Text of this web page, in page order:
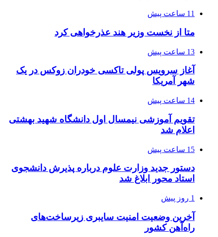
11 ساعت پیش
متا از نخست وزیر هند عذرخواهی کرد
13 ساعت پیش
آغاز سرویس پولی تاکسی خودران زوکس در یک
شهر آمریکا
14 ساعت پیش
تقویم آموزشی نیمسال اول دانشگاه شهید بهشتی
اعلام شد
15 ساعت پیش
دستور جدید وزارت علوم درباره پذیرش دانشجوی
استاد محور ابلاغ شد
1 روز پیش
آخرین وضعیت امنیت سایبری زیرساخت‌های
راه‌آهن کشور